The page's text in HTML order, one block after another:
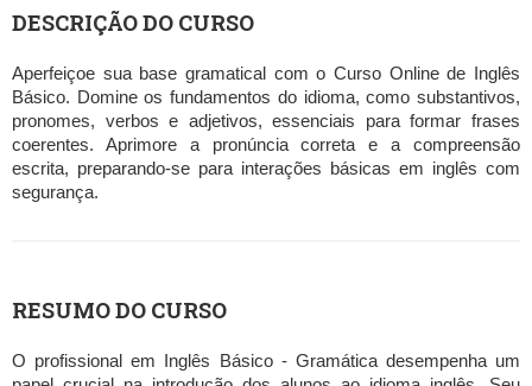
DESCRIÇÃO DO CURSO
Aperfeiçoe sua base gramatical com o Curso Online de Inglês
Básico. Domine os fundamentos do idioma, como substantivos,
pronomes, verbos e adjetivos, essenciais para formar frases
coerentes. Aprimore a pronúncia correta e a compreensão
escrita, preparando-se para interações básicas em inglês com
segurança.
RESUMO DO CURSO
O profissional em Inglês Básico - Gramática desempenha um